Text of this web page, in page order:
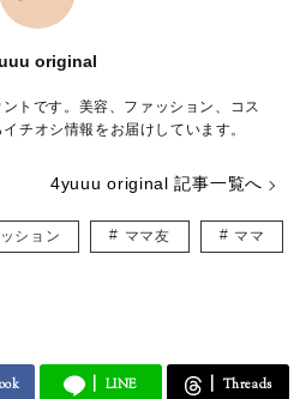
original
トです。美容、ファッション、コス
チオシ情報をお届けしています。
4yuuu original 記事一覧へ
ション ママ友 ママ
LINE Threads